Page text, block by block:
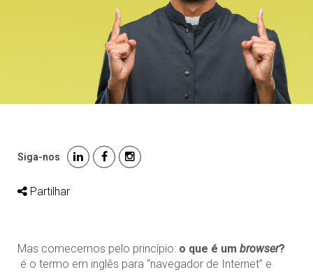
Siga-nos
Partilhar
Mas comecemos pelo princípio: o que é um browser?
é o termo em inglês para “navegador de Internet” e